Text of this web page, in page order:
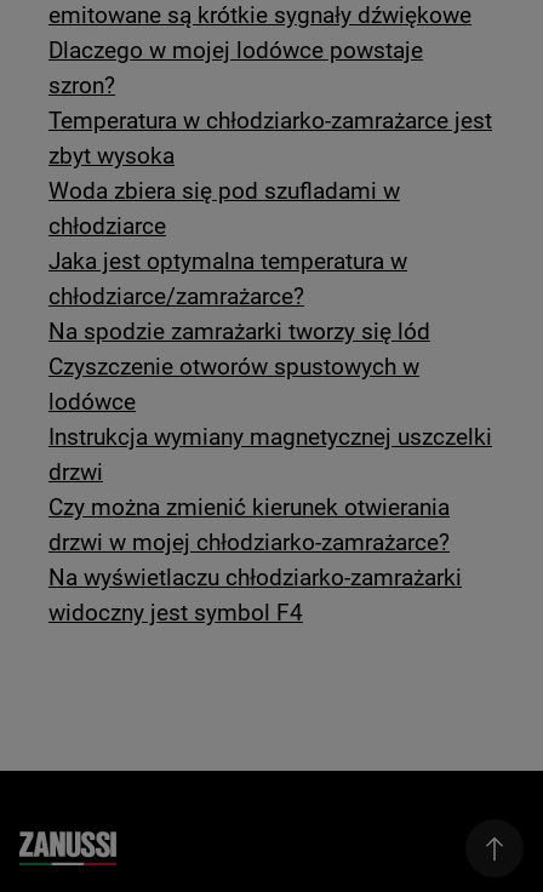
emitowane są krótkie sygnały dźwiękowe
Dlaczego w mojej lodówce powstaje
szron?
Temperatura w chłodziarko-zamrażarce jest
zbyt wysoka
Woda zbiera się pod szufladami w
chłodziarce
Jaka jest optymalna temperatura w
chłodziarce/zamrażarce?
Na spodzie zamrażarki tworzy się lód
Czyszczenie otworów spustowych w
lodówce
Instrukcja wymiany magnetycznej uszczelki
drzwi
Czy można zmienić kierunek otwierania
drzwi w mojej chłodziarko-zamrażarce?
Na wyświetlaczu chłodziarko-zamrażarki
widoczny jest symbol F4